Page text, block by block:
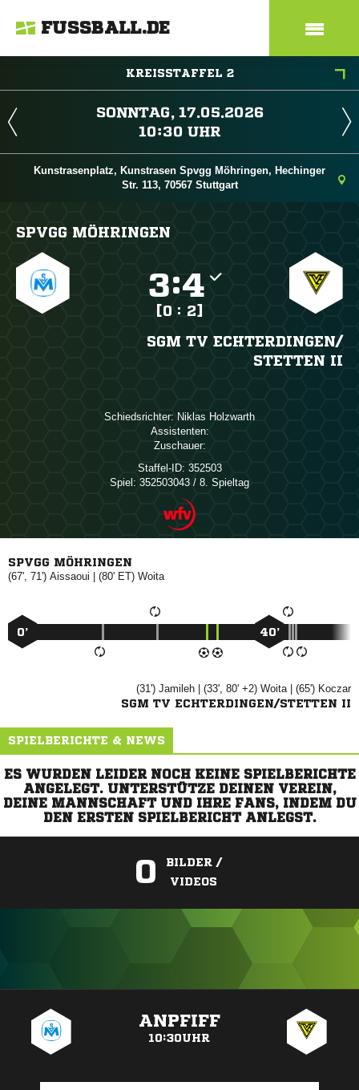
FUSSBALL.DE
KREISSTAFFEL 2
 
 
Kunstrasenplatz, Kunstrasen Spvgg Möhringen, Hechinger
Str. 113, 70567 Stuttgart
SPVGG MÖHRINGEN
:
[0 : 2]
SGM TV ECHTERDINGEN/​
STETTEN II
Schiedsrichter:  
Assistenten:
Zuschauer:
Staffel-ID: 352503
Spiel: 352503043 / 8. Spieltag
SPVGG MÖHRINGEN
(67', 71')  | (80' ET) 
0’ 40’
(31')  | (33', 80' +2) | (65') 
SGM TV ECHTERDINGEN/STETTEN II
SPIELBERICHTE & NEWS
ES WURDEN LEIDER NOCH KEINE SPIELBERICHTE
ANGELEGT. UNTERSTÜTZE DEINEN VEREIN,
DEINE MANNSCHAFT UND IHRE FANS, INDEM DU
DEN ERSTEN SPIELBERICHT ANLEGST.
0
BILDER /
VIDEOS
ANPFIFF
10:30UHR